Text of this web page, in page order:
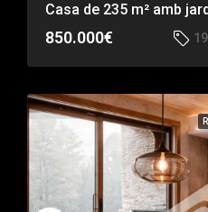
Casa de 235 m² amb
850.000€